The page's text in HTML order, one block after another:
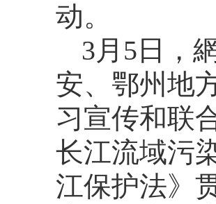
动。
3月5日，
安、鄂州地
习宣传和联
长江流域污
江保护法》